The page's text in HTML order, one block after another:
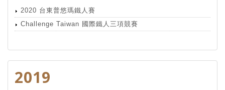
2020 台東普悠瑪鐵人賽
Challenge Taiwan 國際鐵人三項競賽
2019